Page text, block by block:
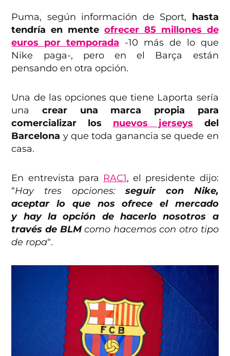
Puma, según información de Sport, hasta
tendría en mente ofrecer 85 millones de
euros por temporada -10 más de lo que
Nike paga-, pero en el Barça están
pensando en otra opción.
Una de las opciones que tiene Laporta sería
unacrear una marca propia para
comercializar los nuevos jerseys del
Barcelona y que toda ganancia se quede en
casa.
En entrevista para RAC1, el presidente dijo:
“Hay tres opciones:seguir con Nike,
aceptar lo que nos ofrece el mercado
y hay la opción de hacerlo nosotros a
través de BLMcomo hacemos con otro tipo
de ropa“.